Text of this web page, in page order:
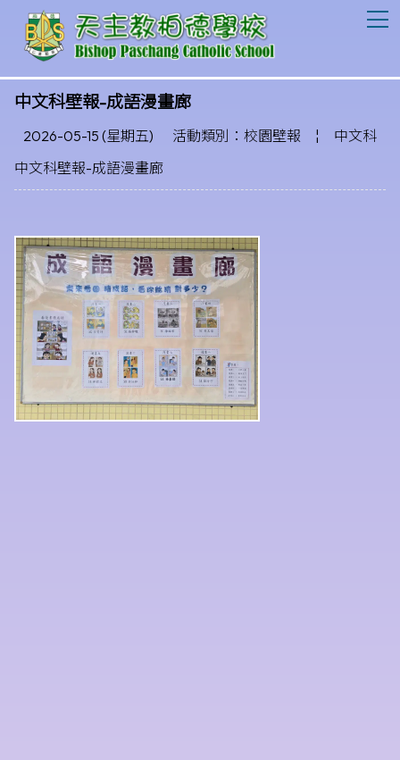
中文科壁報-成語漫畫廊
2026-05-15 (星期五) 活動類別：校園壁報 ¦
中文科
中文科壁報-成語漫畫廊